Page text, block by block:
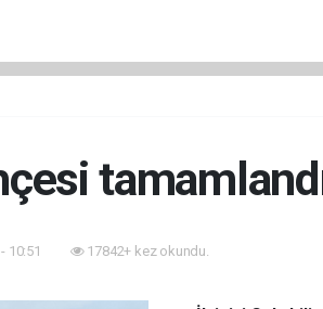
10:51 17842+ kez okundu.